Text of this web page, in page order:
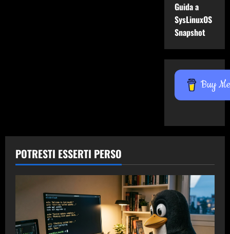
Guida a
SysLinuxOS
Snapshot
Buy
POTRESTI ESSERTI PERSO